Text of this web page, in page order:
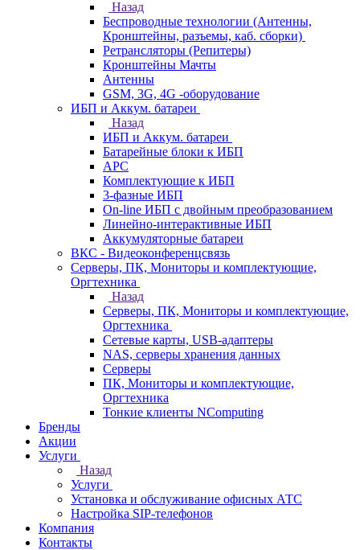
Назад
Беспроводные технологии (Антенны,
Кронштейны, разъемы, каб. сборки)
Ретрансляторы (Репитеры)
Кронштейны Мачты
Антенны
GSM, 3G, 4G -оборудование
ИБП и Аккум. батареи
Назад
ИБП и Аккум. батареи
Батарейные блоки к ИБП
APC
Комплектующие к ИБП
3-фазные ИБП
On-line ИБП с двойным преобразованием
Линейно-интерактивные ИБП
Аккумуляторные батареи
ВКС - Видеоконференцсвязь
Серверы, ПК, Мониторы и комплектующие,
Оргтехника
Назад
Серверы, ПК, Мониторы и комплектующие,
Оргтехника
Сетевые карты, USB-адаптеры
NAS, серверы хранения данных
Серверы
ПК, Мониторы и комплектующие,
Оргтехника
Тонкие клиенты NComputing
Бренды
Акции
Услуги
Назад
Услуги
Установка и обслуживание офисных АТС
Настройка SIP-телефонов
Компания
Контакты